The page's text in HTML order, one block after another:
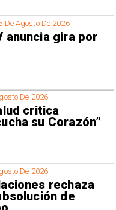
De Agosto De 2026
anuncia gira por
De 2026
critica
su Corazón”
De 2026
rechaza
de